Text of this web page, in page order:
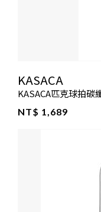
KASACA
KASACA匹克球拍碳
NT$ 1,689